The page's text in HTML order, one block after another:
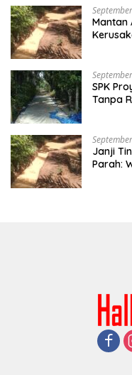
Mantan
SPK
Tanpa
Janji
Parah: